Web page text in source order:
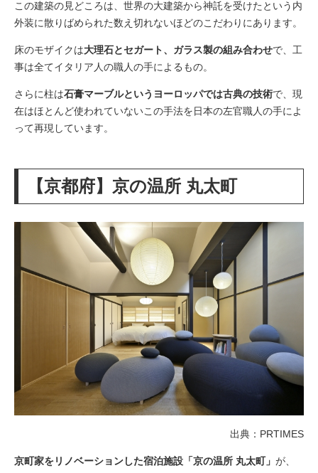
この建築の見どころは、世界の大建築から神託を受けたという内
外装に散りばめられた数え切れないほどのこだわりにあります。
床のモザイクは大理石とセガート、ガラス製の組み合わせで、工
事は全てイタリア人の職人の手によるもの。
さらに柱は石膏マーブルというヨーロッパでは古典の技術で、現
在はほとんど使われていないこの手法を日本の左官職人の手によ
って再現しています。
【京都府】京の温所 丸太町
出典：PRTIMES
京町家をリノベーションした宿泊施設「京の温所 丸太町」 が、